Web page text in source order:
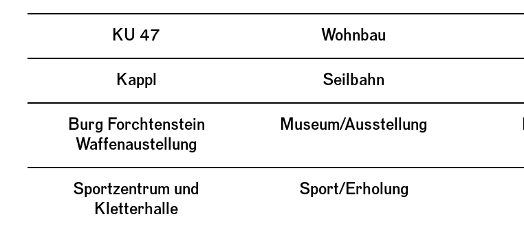
KU 47 Wohnbau
Kappl Seilbahn
Burg Forchtenstein
Waffenaustellung
Museum/Ausstellung
Sportzentrum und
Kletterhalle
Sport/Erholung